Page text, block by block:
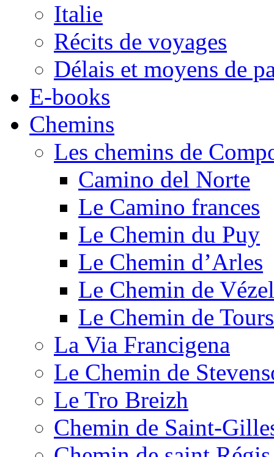
Italie
Récits de voyages
Délais et moyens de
E-books
Chemins
Les chemins de
Camino del Norte
Le Camino frances
Le Chemin du Puy
Le Chemin d’Arles
Le Chemin de
Le Chemin de Tours
La Via Francigena
Le Chemin de
Le Tro Breizh
Chemin de Saint-